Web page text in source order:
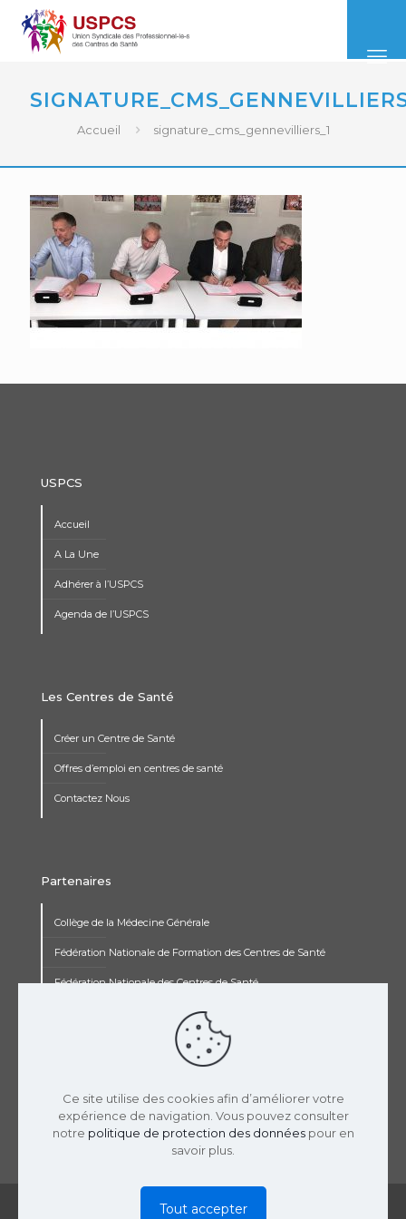
Accueil signature_cms_gennevilliers_1
USPCS
Accueil
A La Une
Adhérer à l’USPCS
Agenda de l’USPCS
Les Centres de Santé
Créer un Centre de Santé
Offres d’emploi en centres de santé
Contactez Nous
Partenaires
Collège de la Médecine Générale
Fédération Nationale de Formation des Centres de Santé
Fédération Nationale des Centres de Santé
Institut de Recherche Jean François Rey
© 2019 USPCS | Réalisation :LaTooperie
Ce site utilise des cookies afin d’améliorer votre
expérience de navigation. Vous pouvez consulter
notre politique de protection des donnéespour en
savoir plus.
Tout accepter